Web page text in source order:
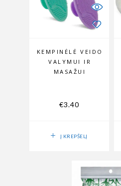
Į KREPŠELĮ
KEMPINĖLĖ VEIDO
VALYMUI IR
MASAŽUI
€3.40